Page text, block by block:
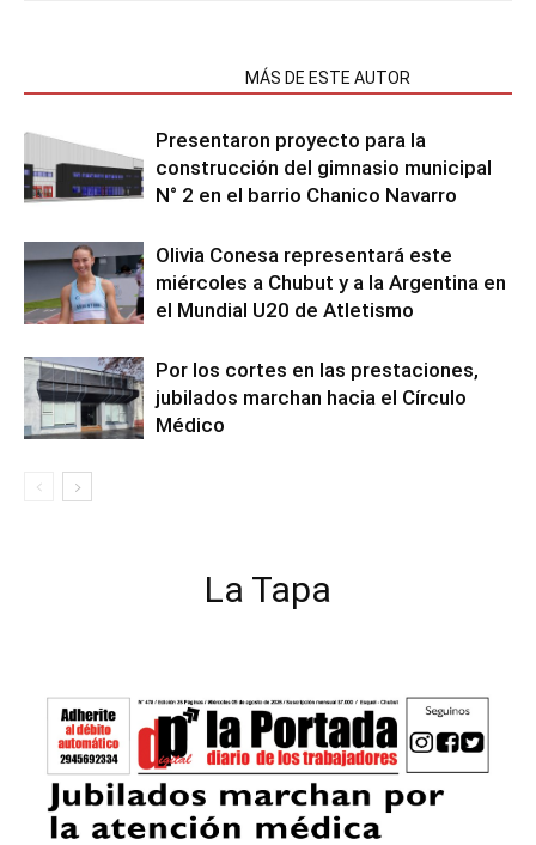
MÁS DE ESTE AUTOR
Presentaron proyecto para la
construcción del gimnasio municipal
N° 2 en el barrio Chanico Navarro
Olivia Conesa representará este
miércoles a Chubut y a la Argentina en
el Mundial U20 de Atletismo
Por los cortes en las prestaciones,
jubilados marchan hacia el Círculo
Médico
La Tapa